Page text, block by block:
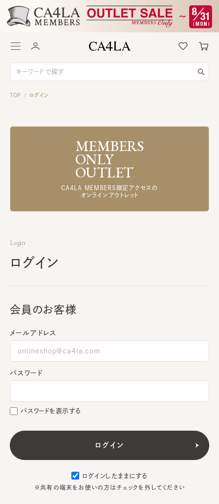
TOP / ログイン
MEMBERS
ONLY
OUTLET
CA4LA MEMBERS限定アクセスの
オンラインアウトレット
Login
ログイン
会員のお客様
メールアドレス
パスワード
パスワードを表示する
ログインしたままにする
※共有の端末をお使いの方はチェックを外してください